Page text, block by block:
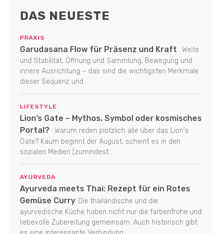
DAS NEUESTE
PRAXIS
Garudasana Flow für Präsenz und Kraft
Weite
und Stabilität, Öffnung und Sammlung, Bewegung und
innere Ausrichtung – das sind die wichtigsten Merkmale
dieser Sequenz und...
LIFESTYLE
Lion’s Gate – Mythos, Symbol oder kosmisches
Portal?
Warum reden plötzlich alle über das Lion's
Gate? Kaum beginnt der August, scheint es in den
sozialen Medien (zumindest...
AYURVEDA
Ayurveda meets Thai: Rezept für ein Rotes
Gemüse Curry Die thailändische und die
ayurvedische Küche haben nicht nur die farbenfrohe und
liebevolle Zubereitung gemeinsam. Auch historisch gibt